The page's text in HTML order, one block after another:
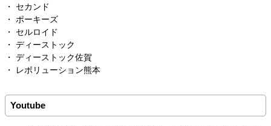
・ セカンド
・ ポーキーズ
・ セルロイド
・ ディーストック
・ ディーストック佐賀
・
レボリューション熊本
Youtube